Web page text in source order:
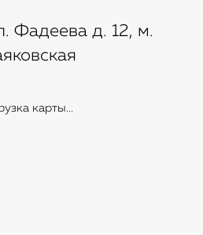
Фадеева д. 12, м.
карты...